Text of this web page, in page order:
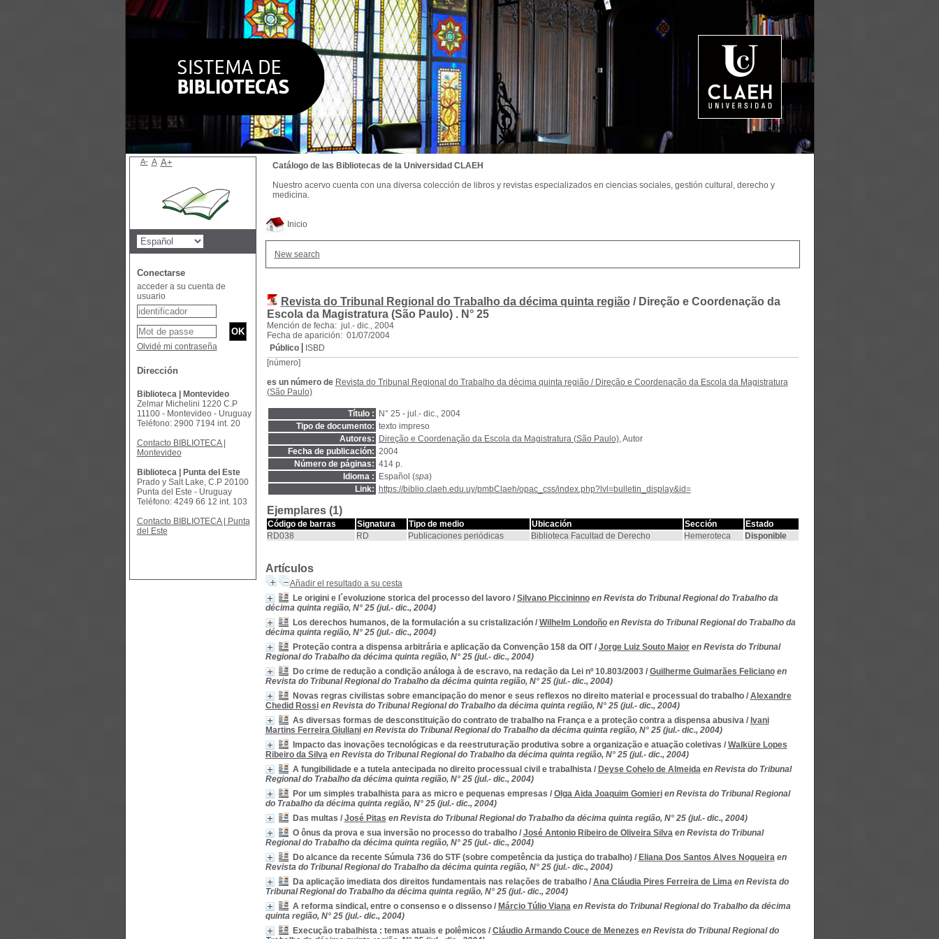
Inicio
New search
Revista do Tribunal Regional do Trabalho da décima quinta região / Direção e Coordenação da
Escola da Magistratura (São Paulo) . N° 25
Mención de fecha: jul.- dic., 2004
Fecha de aparición: 01/07/2004
Público
ISBD
[número]
es un número de Revista do Tribunal Regional do Trabalho da décima quinta região/ Direção e Coordenação da Escola da Magistratura
(São Paulo)
Título :
N° 25 - jul.- dic., 2004
Tipo de documento: texto impreso
Autores:
Direção e Coordenação da Escola da Magistratura (São Paulo), Autor
Fecha de publicación: 2004
Número de páginas: 414 p.
Idioma :
Español (spa)
Link:
https://biblio.claeh.edu.uy/pmbClaeh/opac_css/index.php?lvl=bulletin_display&id=
Ejemplares (1)
Código de barras Signatura Tipo de medio Ubicación Sección
Estado
RD038
RD Publicaciones periódicas Biblioteca Facultad de Derecho Hemeroteca Disponible
Artículos
Añadir el resultado a su cesta
Le origini e l´evoluzione storica del processo del lavoro/ Silvano Piccininno en Revista do Tribunal Regional do Trabalho da
décima quinta região, N° 25 (jul.- dic., 2004)
Los derechos humanos, de la formulación a su cristalización/ Wilhelm Londoño en Revista do Tribunal Regional do Trabalho da
décima quinta região, N° 25 (jul.- dic., 2004)
Proteção contra a dispensa arbitrária e aplicação da Convenção 158 da OIT/ Jorge Luiz Souto Maior en Revista do Tribunal
Regional do Trabalho da décima quinta região, N° 25 (jul.- dic., 2004)
Do crime de redução a condição análoga à de escravo, na redação da Lei nº 10.803/2003/ Guilherme Guimarães Feliciano en
Revista do Tribunal Regional do Trabalho da décima quinta região, N° 25 (jul.- dic., 2004)
Novas regras civilistas sobre emancipação do menor e seus reflexos no direito material e processual do trabalho/ Alexandre
Chedid Rossi en Revista do Tribunal Regional do Trabalho da décima quinta região, N° 25 (jul.- dic., 2004)
As diversas formas de desconstituição do contrato de trabalho na França e a proteção contra a dispensa abusiva/ Ivani
Martins Ferreira Giuliani en Revista do Tribunal Regional do Trabalho da décima quinta região, N° 25 (jul.- dic., 2004)
Impacto das inovações tecnológicas e da reestruturação produtiva sobre a organização e atuação coletivas / Walküre Lopes
Ribeiro da Silva en Revista do Tribunal Regional do Trabalho da décima quinta região, N° 25 (jul.- dic., 2004)
A fungibilidade e a tutela antecipada no direito processual civil e trabalhista/ Deyse Cohelo de Almeida en Revista do Tribunal
Regional do Trabalho da décima quinta região, N° 25 (jul.- dic., 2004)
Por um simples trabalhista para as micro e pequenas empresas / Olga Aida Joaquim Gomieri en Revista do Tribunal Regional
do Trabalho da décima quinta região, N° 25 (jul.- dic., 2004)
Das multas / José Pitas en Revista do Tribunal Regional do Trabalho da décima quinta região, N° 25 (jul.- dic., 2004)
O ônus da prova e sua inversão no processo do trabalho/ José Antonio Ribeiro de Oliveira Silva en Revista do Tribunal
Regional do Trabalho da décima quinta região, N° 25 (jul.- dic., 2004)
Do alcance da recente Súmula 736 do STF (sobre competência da justiça do trabalho)/ Eliana Dos Santos Alves Nogueira en
Revista do Tribunal Regional do Trabalho da décima quinta região, N° 25 (jul.- dic., 2004)
Da aplicação imediata dos direitos fundamentais nas relações de trabalho/ Ana Cláudia Pires Ferreira de Lima en Revista do
Tribunal Regional do Trabalho da décima quinta região, N° 25 (jul.- dic., 2004)
A reforma sindical, entre o consenso e o dissenso/ Márcio Túlio Viana en Revista do Tribunal Regional do Trabalho da décima
quinta região, N° 25 (jul.- dic., 2004)
Execução trabalhista : temas atuais e polêmicos / Cláudio Armando Couce de Menezes en Revista do Tribunal Regional do
Catálogo de las Bibliotecas de la Universidad CLAEH
Nuestro acervo cuenta con una diversa colección de libros y revistas especializados en ciencias sociales, gestión cultural, derecho y
medicina.
A- A A+
Conectarse
acceder a su cuenta de
usuario
Olvidé mi contraseña
Dirección
Biblioteca | Montevideo
Zelmar Michelini 1220 C.P
11100 - Montevideo - Uruguay
Teléfono: 2900 7194 int. 20
Contacto BIBLIOTECA |
Montevideo
Biblioteca | Punta del Este
Prado y Salt Lake, C.P 20100
Punta del Este - Uruguay
Teléfono: 4249 66 12 int. 103
Contacto BIBLIOTECA | Punta
del Este